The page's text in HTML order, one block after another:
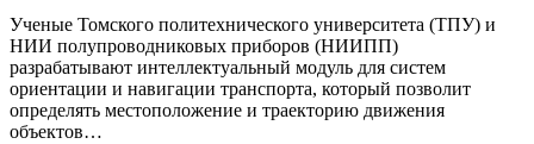
Ученые Томского политехнического университета (ТПУ) и
НИИ полупроводниковых приборов (НИИПП)
разрабатывают интеллектуальный модуль для систем
ориентации и навигации транспорта, который позволит
определять местоположение и траекторию движения
объектов…